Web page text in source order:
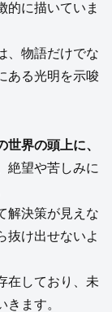
的に描いていま
、物語だけでな
ある光明を示唆
世界の頭上に、
絶望や苦しみに
解決策が見えな
抜け出せないよ
在しており、未
ます。